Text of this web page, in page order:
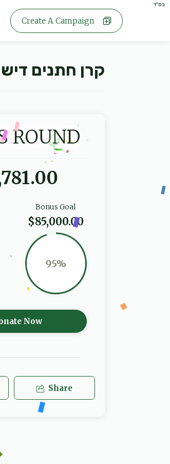
בס"ד
Create A Campaign
קרן חתנים
ROUND
Bonus Goal
$85,000.00
95%
Now
Share